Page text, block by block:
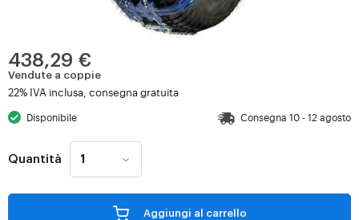
438,29 €
Vendute a coppie
22% IVA inclusa, consegna gratuita
Disponibile Consegna 10 - 12 agosto
Quantità
Aggiungi al carrello